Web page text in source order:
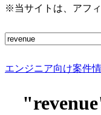
※当サイトは、アフ
エンジニア向け案件